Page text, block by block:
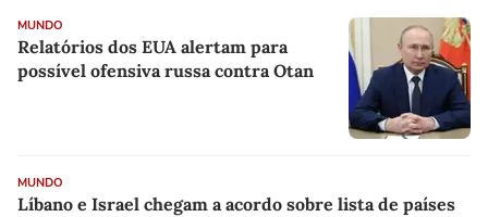
MUNDO
Relatórios dos EUA alertam para
possível ofensiva russa contra Otan
MUNDO
Líbano e Israel chegam a acordo sobre lista de países